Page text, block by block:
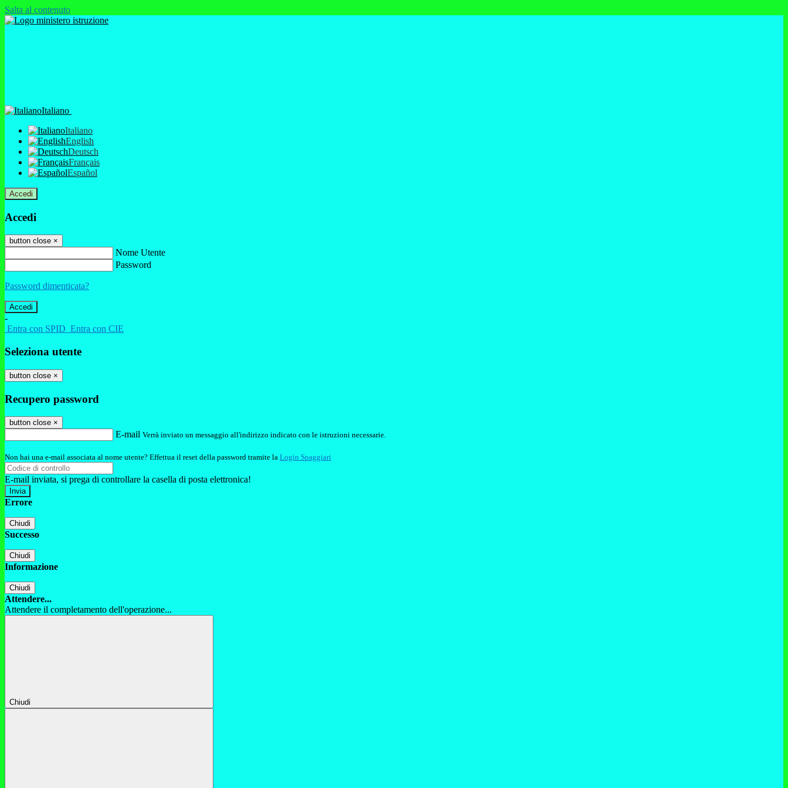
Salta al contenuto
Italiano
Italiano
English
Deutsch
Français
Español
Accedi
Accedi
button close ×
Nome Utente
Password
Password dimenticata?
-
Entra con SPID Entra con CIE
Seleziona utente
button close ×
Recupero password
button close ×
E-mail Verrà inviato un messaggio all'indirizzo indicato con le istruzioni necessarie.
Non hai una e-mail associata al nome utente? Effettua il reset della password tramite la Login Spaggiari
E-mail inviata, si prega di controllare la casella di posta elettronica!
Errore
Chiudi
Successo
Chiudi
Informazione
Chiudi
Attendere...
Attendere il completamento dell'operazione...
Chiudi